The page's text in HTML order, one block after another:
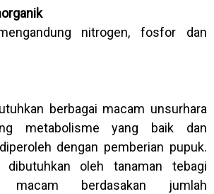
nitrogen, fosfor dan
berbagai macam unsurhara
metabolisme yang baik dan
dengan pemberian pupuk.
dibutuhkan oleh tanaman tebagi
berdasakan jumlah